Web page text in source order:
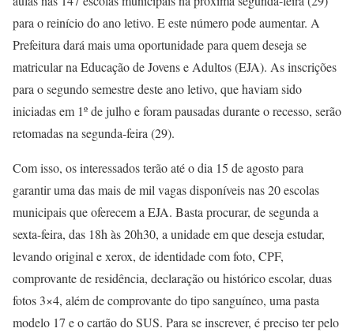
para o reinício do ano letivo. E este número pode aumentar. A
Prefeitura dará mais uma oportunidade para quem deseja se
matricular na Educação de Jovens e Adultos (EJA). As inscrições
para o segundo semestre deste ano letivo, que haviam sido
iniciadas em 1º de julho e foram pausadas durante o recesso, serão
retomadas na segunda-feira (29).
Com isso, os interessados terão até o dia 15 de agosto para
garantir uma das mais de mil vagas disponíveis nas 20 escolas
municipais que oferecem a EJA. Basta procurar, de segunda a
sexta-feira, das 18h às 20h30, a unidade em que deseja estudar,
levando original e xerox, de identidade com foto, CPF,
comprovante de residência, declaração ou histórico escolar, duas
fotos 3×4, além de comprovante do tipo sanguíneo, uma pasta
modelo 17 e o cartão do SUS. Para se inscrever, é preciso ter pelo